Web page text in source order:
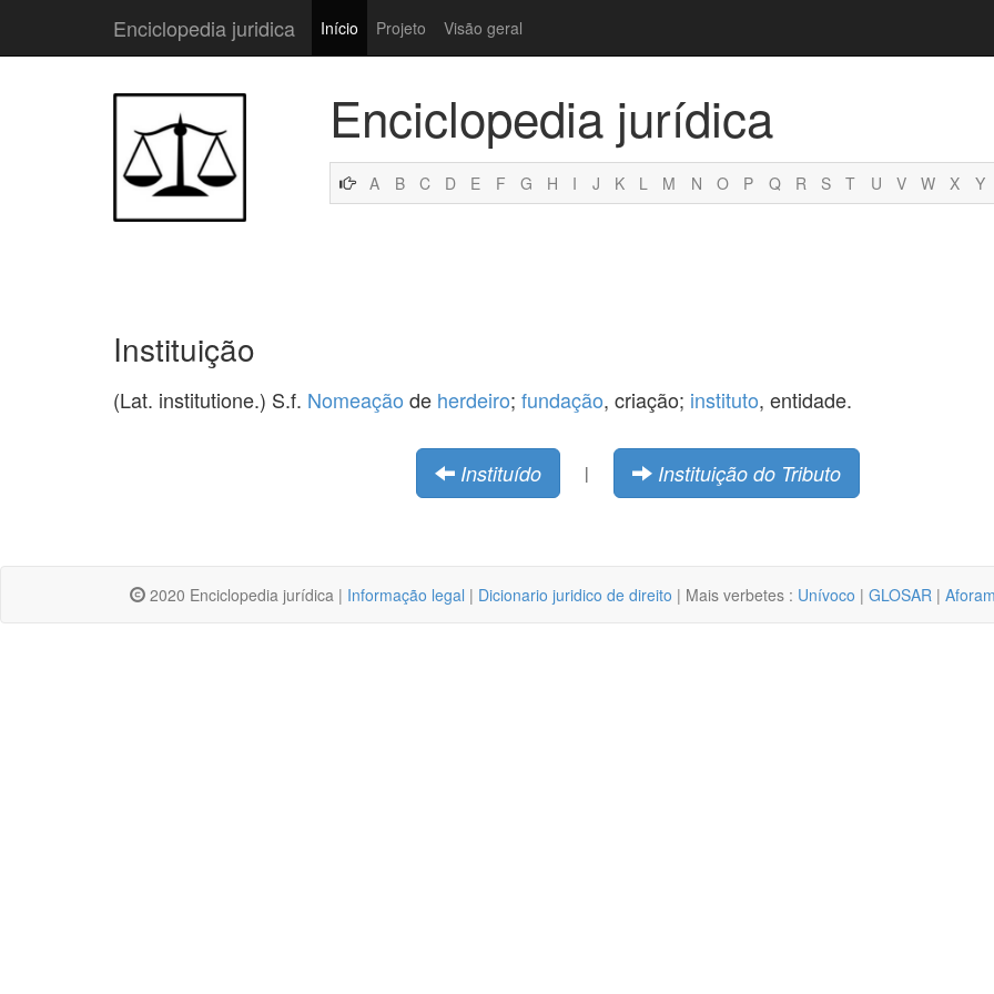
Enciclopedia juridica Início Projeto Visão geral
Enciclopedia jurídica
A B C D E F G H I J K L M N O P Q R S T U V W X Y
Instituição
(Lat. institutione.) S.f. Nomeação de herdeiro; fundação, criação; instituto, entidade.
Instituído | Instituição do Tributo
2020 Enciclopedia jurídica | Informação legal | Dicionario juridico de direito | Mais verbetes : Unívoco | GLOSAR |